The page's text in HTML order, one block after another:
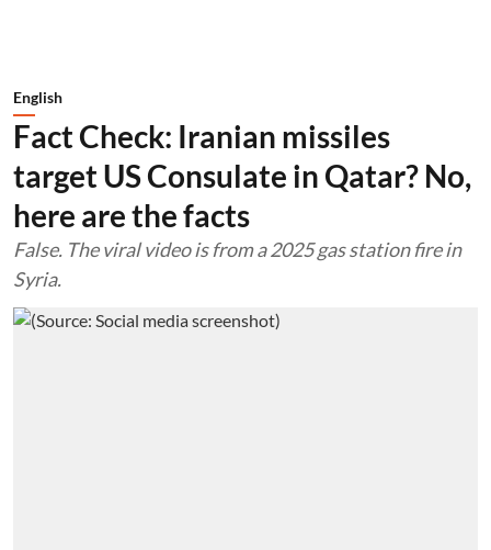
English
Fact Check: Iranian missiles
target US Consulate in Qatar? No,
here are the facts
False. The viral video is from a 2025 gas station fire in
Syria.